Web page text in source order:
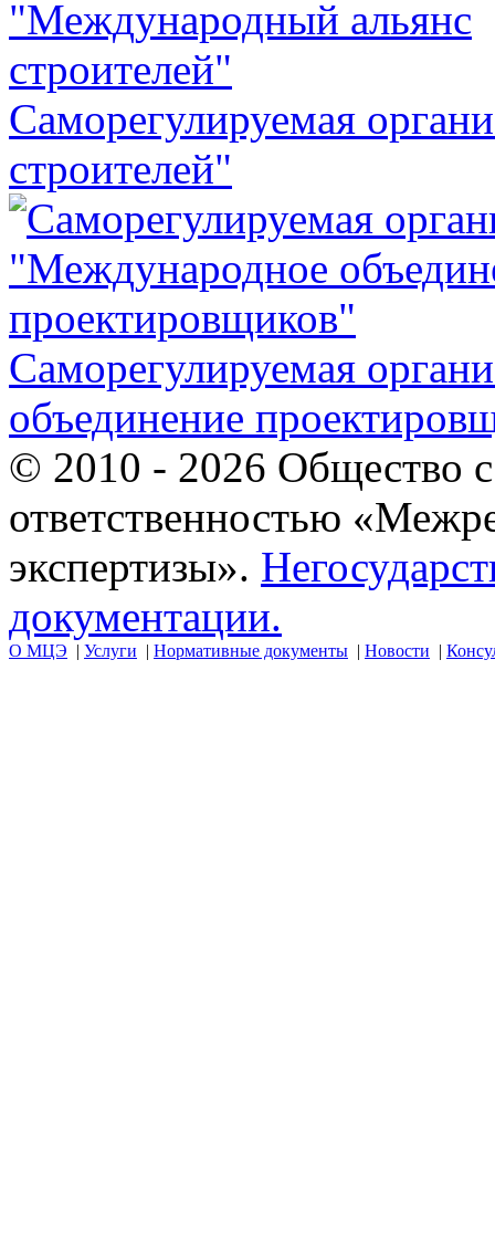
Саморегулируемая
строителей"
Саморегулируемая
объединение
© 2010 - 2026 Общество
ответственностью
экспертизы».
документации.
О МЦЭ | Услуги | Нормативные документы | Новости |